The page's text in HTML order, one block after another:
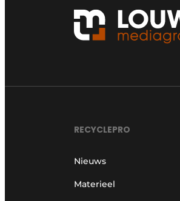
RECYCLEPRO
Nieuws
Materieel